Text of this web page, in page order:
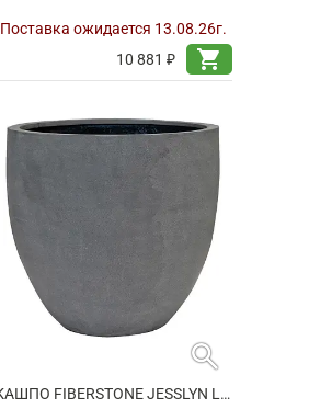
Поставка ожидается 13.08.26г.
10 881 ₽
shopping_cart
search
КАШПО FIBERSTONE JESSLYN L GREY